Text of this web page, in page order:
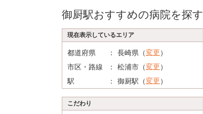
御厨駅おすすめの病院を探す
現在表示しているエリア
都道府県 長崎県（変更）
市区・路線
松浦市（変更）
駅
御厨駅（変更）
こだわり